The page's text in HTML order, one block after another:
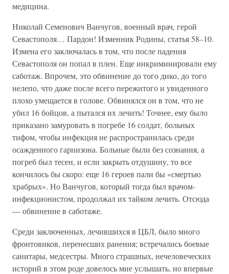
медицина.
Николай Семенович Ванчугов, военный врач, герой
Севастополя… Пардон! Изменник Родины, статья 58–10.
Измена его заключалась в том, что после падения
Севастополя он попал в плен. Еще инкриминировали ему
саботаж. Впрочем, это обвинение до того дико, до того
нелепо, что даже после всего пережитого и увиденного
плохо умещается в голове. Обвинялся он в том, что не
убил 16 бойцов, а пытался их лечить! Точнее, ему было
приказано замуровать в погребе 16 солдат, больных
тифом, чтобы инфекция не распространилась среди
осажденного гарнизона. Больные были без сознания, а
погреб был тесен, и если закрыть отдушину, то все
кончилось бы скоро: еще 16 героев пали бы «смертью
храбрых». Но Ванчугов, который тогда был врачом-
инфекционистом, продолжал их тайком лечить. Отсюда
— обвинение в саботаже.
Среди заключенных, лечившихся в ЦБЛ, было много
фронтовиков, перенесших ранения; встречались боевые
санитары, медсестры. Много страшных, нечеловеческих
историй в этом роде довелось мне услышать, но впервые